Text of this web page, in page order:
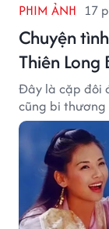
PHIM ẢNH 17
Chuyện
Thiên Long
Đây là cặp đôi
cũng bi thương